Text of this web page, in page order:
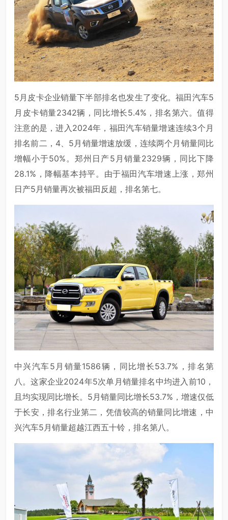
5月皮卡企业销量下半部排名也发生了变化。福田汽车5
月皮卡销量2342辆，同比增长5.4%，排名第六。值得
注意的是，进入2024年，福田汽车销量增速连续3个月
排名前二，4、5月销量增速放缓，连续两个月销量同比
增幅小于50%。郑州日产5月销量2329辆，同比下降
28.1%，降幅基本持平。由于福田汽车增速上涨，郑州
日产5月销量再次被福田反超，排名第七。
中兴汽车5月销量1586辆，同比增长53.7%，排名第
八。这家企业2024年5次单月销量排名中均进入前10，
且均实现同比增长。5月销量同比增长53.7%，增速仅低
于长安，排名行业第二，凭借较高的销量同比增速，中
兴汽车5月销量超越江西五十铃，排名第八。